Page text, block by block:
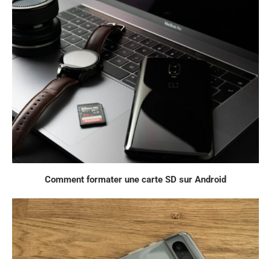
Comment formater une carte SD sur Android